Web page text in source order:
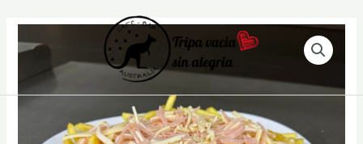
contenido